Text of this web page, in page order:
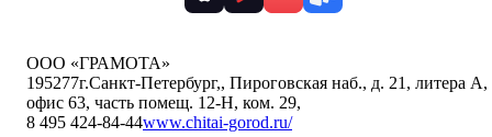
ООО «ГРАМОТА»
195277г.Санкт-Петербург,, Пироговская наб., д. 21, литера А,
офис 63, часть помещ. 12-Н, ком. 29,
8 495 424-84-44www.chitai-gorod.ru/